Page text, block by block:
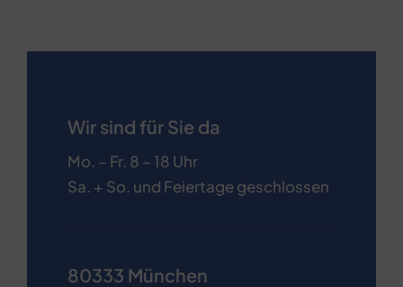
Wir sind für Sie da
Mo. – Fr. 8 – 18 Uhr
Sa. + So. und Feiertage geschlossen
80333 München